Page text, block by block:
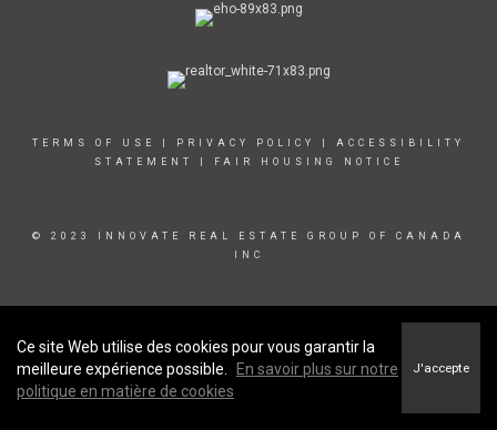
TERMS OF USE PRIVACY POLICY
ACCESSIBILITY
STATEMENT
FAIR HOUSING NOTICE
© 2023 INNOVATE REAL ESTATE GROUP OF CANADA
INC
Ce site Web utilise des cookies pour vous garantir la
meilleure expérience possible.
En savoir plus sur notre
politique en matière de cookies
J'accepte